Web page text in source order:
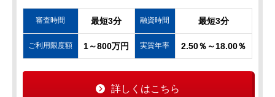
審査時間 最短3分 融資時間 最短3分
ご利用限度額 1～800万円 実質年率 2.50％～18.00％
詳しくはこちら